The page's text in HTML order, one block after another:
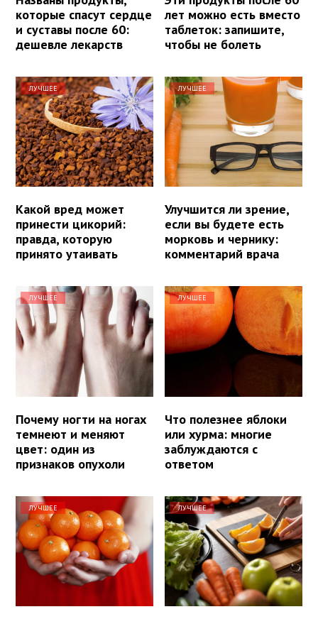
которые спасут сердце
и суставы после 60:
дешевле лекарств
лет можно есть вместо
таблеток: запишите,
чтобы не болеть
ЛУЧШЕЕ
Какой вред может
принести цикорий:
правда, которую
принято утаивать
ЛУЧШЕЕ
Улучшится ли зрение,
если вы будете есть
морковь и чернику:
комментарий врача
ЛУЧШЕЕ
Почему ногти на ногах
темнеют и меняют
цвет: один из
признаков опухоли
ЛУЧШЕЕ
Что полезнее яблоки
или хурма: многие
заблуждаются с
ответом
ЛУЧШЕЕ ЛУЧШЕЕ